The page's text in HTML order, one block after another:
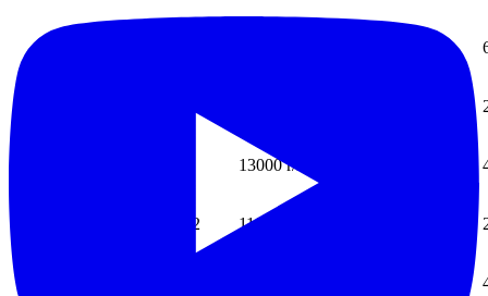
13000 r/min
XTA11-2 11000 r/min